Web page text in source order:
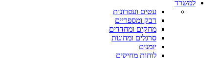
למשרד
עטים ועפרונות
דבק ומספריים
מחקים ומחדדים
סרגלים ומחוגות
יומנים
לוחות מחיקים